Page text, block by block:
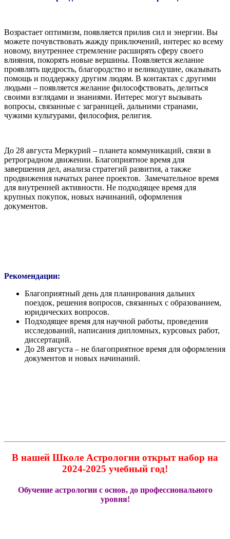
Возрастает оптимизм, появляется прилив сил и энергии. Вы
можете почувствовать жажду приключений, интерес ко всему
новому, внутреннее стремление расширять сферу своего
влияния, покорять новые вершины. Появляется желание
проявлять щедрость, благородство и великодушие, оказывать
помощь и поддержку другим людям. В контактах с другими
людьми – появляется желание философствовать, делиться
своими взглядами и знаниями. Интерес могут вызывать
вопросы, связанные с заграницей, дальними странами,
чужими культурами, философия, религия.
До 28 августа Меркурий – планета коммуникаций, связи в
ретроградном движении. Благоприятное время для
завершения дел, анализа стратегий развития, а также
продвижения начатых ранее проектов. Замечательное время
для внутренней активности. Не подходящее время для
крупных покупок, новых начинаний, оформления
документов.
Рекомендации:
Благоприятный день для планирования дальних
поездок, решения вопросов, связанных с образованием,
юридических вопросов.
Подходящее время для научной работы, проведения
исследований, написания дипломных, курсовых работ,
диссертаций.
До 28 августа – не благоприятное время для оформления
документов и новых начинаний.
В нашей Школе Астрологии открыт набор на
2024-2025 учебный год!
Обучение астрологии с основ, до профессионального
уровня!